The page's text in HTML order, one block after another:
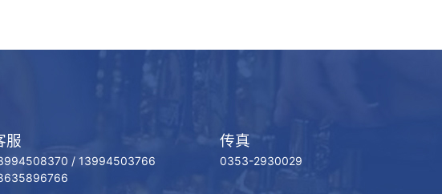
服
/ 13994503766
传真
0353-2930029